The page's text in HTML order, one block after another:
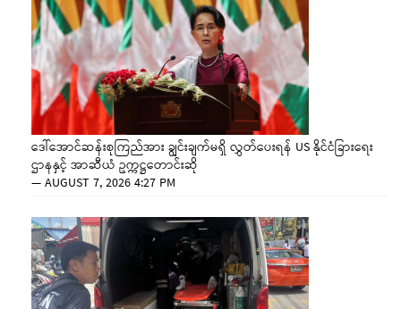
ဒေါ်အောင်ဆန်းစုကြည်အား ချွင်းချက်မရှိ လွှတ်ပေးရန် US နိုင်ငံခြားရေး
ဌာနနှင့် အာဆီယံ ဥက္ကဋ္ဌတောင်းဆို
—AUGUST 7, 2026 4:27 PM